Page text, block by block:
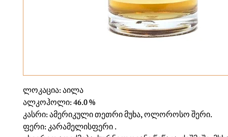
ლოკაცია: აილა
ალკოჰოლი: 46.0 %
კასრი: ამერიკული თეთრი მუხა, ოლოროსო შერი.
ფერი: კარამელისფერი .